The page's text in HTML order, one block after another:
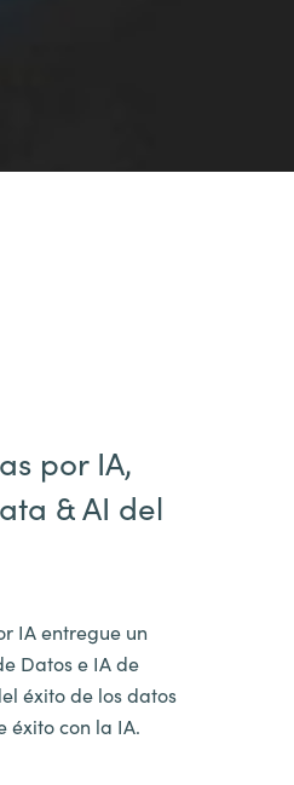
por IA,
& AI del
IA entregue un
Datos e IA de
éxito de los datos
éxito con la IA.